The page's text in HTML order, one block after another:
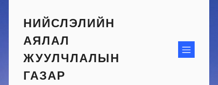
contentНИЙСЛЭЛИЙН
АЯЛАЛ
ЖУУЛЧЛАЛЫН
ГАЗАР